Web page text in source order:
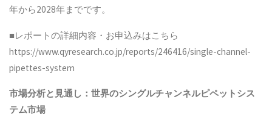
年から2028年までです。
■レポートの詳細内容・お申込みはこちら
https://www.qyresearch.co.jp/reports/246416/single-channel-
pipettes-system
市場分析と見通し：世界のシングルチャンネルピペットシス
テム市場